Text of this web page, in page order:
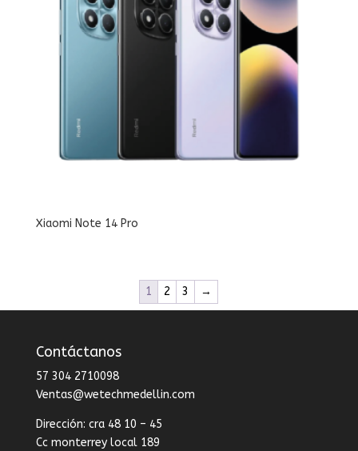
Xiaomi Note 14 Pro
1 2 3 →
Contáctanos
57 304 2710098
Ventas@wetechmedellin.com
Dirección: cra 48 10 – 45
Cc monterrey local 189